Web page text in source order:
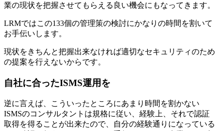
業の現状を把握させてもらえる良い機会にもなってきます。
LRMではこの133個の管理策の検討にかなりの時間を割いて
お手伝いします。
現状をきちんと把握出来なければ適切なセキュリティのため
の提案を行えないからです。
自社に合ったISMS運用を
逆に言えば、こういったところにあまり時間を割かない
ISMSのコンサルタントは規格に従い、経験上、それで認証
取得を得ることが出来たので、自分の経験通りになっている